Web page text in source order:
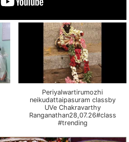
Periyalwartirumozhi
neikudattaipasuram classby
UVe Chakravarthy
Ranganathan28,07.26#class
#trending